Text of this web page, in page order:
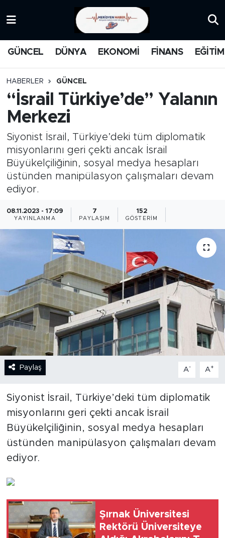
GÜNCEL DÜNYA EKONOMİ FİNANS EĞİTİM
HABERLER GÜNCEL
“İsrail Türkiye’de” Yalanın
Merkezi
Siyonist İsrail, Türkiye’deki tüm diplomatik
misyonlarını geri çekti ancak İsrail
Büyükelçiliğinin, sosyal medya hesapları
üstünden manipülasyon çalışmaları devam
ediyor.
08.11.2023 - 17:09
YAYINLANMA
7
PAYLAŞIM
152
GÖSTERIM
Paylaş A- A+
Siyonist İsrail, Türkiye’deki tüm diplomatik
misyonlarını geri çekti ancak İsrail
Büyükelçiliğinin, sosyal medya hesapları
üstünden manipülasyon çalışmaları devam
ediyor.
Şırnak Üniversitesi
Rektörü Üniversiteye
MEDYA
FİNANS
DÜNYA
GÜNCEL
KARİKATÜR
BİLİM-TEKNOLOJİ
RÖPÖRTAJ
ANALİZ
NOSTALJİ
KULİS
YAZARLAR
DİNİ
POLİTİKA
EKONOMİ
KÜLTÜR SANAT
YAŞAM
Trafik Durumu
Süper Lig Puan Durumu ve Fikstür
Tüm Manşetler
Son Dakika Haberleri
Haber Arşivi